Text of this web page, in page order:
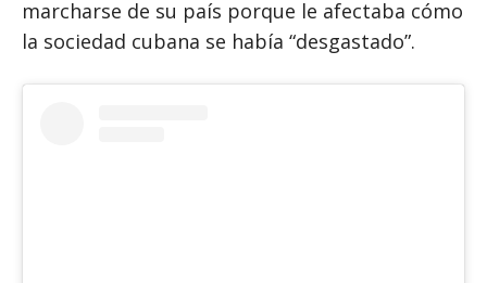
marcharse de su país porque le afectaba cómo
la sociedad cubana se había “desgastado”.